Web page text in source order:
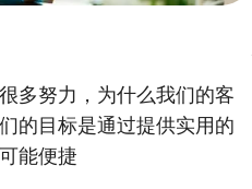
多努力，为什么我们的客
的目标是通过提供实用的
能便捷